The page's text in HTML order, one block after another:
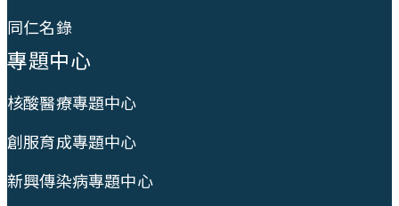
同仁名錄
專題中心
核酸醫療專題中心
創服育成專題中心
新興傳染病專題中心